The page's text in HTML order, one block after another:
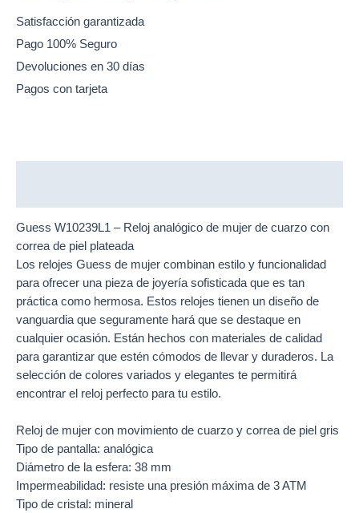
Satisfacción garantizada
Pago 100% Seguro
Devoluciones en 30 días
Pagos con tarjeta
Guess W10239L1 – Reloj analógico de mujer de cuarzo con
correa de piel plateada
Los relojes Guess de mujer combinan estilo y funcionalidad
para ofrecer una pieza de joyería sofisticada que es tan
práctica como hermosa. Estos relojes tienen un diseño de
vanguardia que seguramente hará que se destaque en
cualquier ocasión. Están hechos con materiales de calidad
para garantizar que estén cómodos de llevar y duraderos. La
selección de colores variados y elegantes te permitirá
encontrar el reloj perfecto para tu estilo.
Reloj de mujer con movimiento de cuarzo y correa de piel gris
Tipo de pantalla: analógica
Diámetro de la esfera: 38 mm
Impermeabilidad: resiste una presión máxima de 3 ATM
Tipo de cristal: mineral